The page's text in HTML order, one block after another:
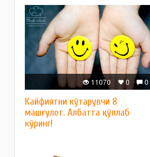
0
0
11070
Кайфиятни кўтарувчи 8
машғулот. Албатта қўллаб
кўринг!